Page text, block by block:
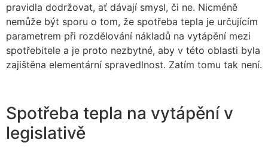
pravidla dodržovat, ať dávají smysl, či ne. Nicméně
nemůže být sporu o tom, že spotřeba tepla je určujícím
parametrem při rozdělování nákladů na vytápění mezi
spotřebitele a je proto nezbytné, aby v této oblasti byla
zajištěna elementární spravedlnost. Zatím tomu tak není.
Spotřeba tepla na vytápění v
legislativě